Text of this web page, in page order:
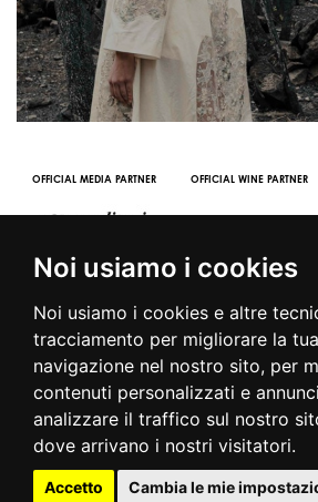
Noi usiamo i cookies
Noi usiamo i cookies e altre
tracciamento per migliorare la
navigazione nel nostro sito, per
contenuti personalizzati e
analizzare il traffico sul nostro
dove arrivano i nostri visitatori.
Accetto Cambia le mie
OFFICIAL MEDIA PARTNER OFFICIAL WINE PARTNER
© 2016 | PIAZZA DUOMO, 31 - 20122
- FAX +39.02.77710850 -
|PRIVACY POLICY|COOKIE